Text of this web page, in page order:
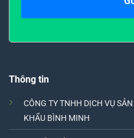
Thông tin
CÔNG TY TNHH DỊCH VỤ
KHẨU BÌNH MINH